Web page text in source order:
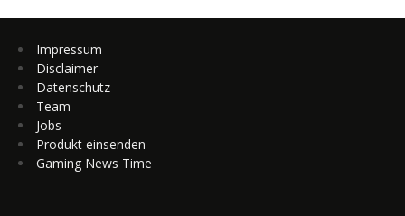
Impressum
Disclaimer
Datenschutz
Team
Jobs
Produkt einsenden
Gaming News Time